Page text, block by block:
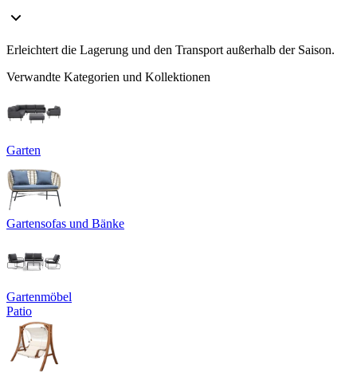
Erleichtert die Lagerung und den Transport außerhalb der Saison.
Verwandte Kategorien und Kollektionen
Garten
Gartensofas und Bänke
Gartenmöbel
Patio